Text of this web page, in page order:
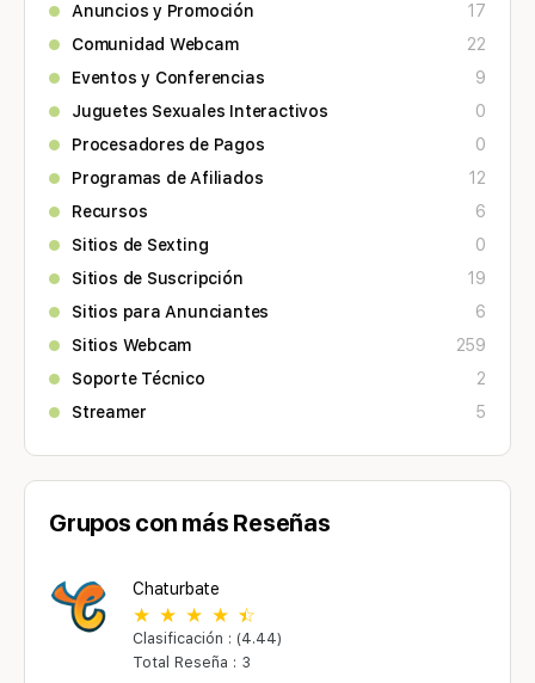
Anuncios y Promoción
17
Comunidad Webcam
22
Eventos y Conferencias
9
Juguetes Sexuales Interactivos
0
Procesadores de Pagos
0
Programas de Afiliados
12
Recursos
6
Sitios de Sexting
0
Sitios de Suscripción
19
Sitios para Anunciantes
6
Sitios Webcam
259
Soporte Técnico
2
Streamer
5
Grupos con más Reseñas
Chaturbate
Clasificación : (4.44)
Total Reseña : 3